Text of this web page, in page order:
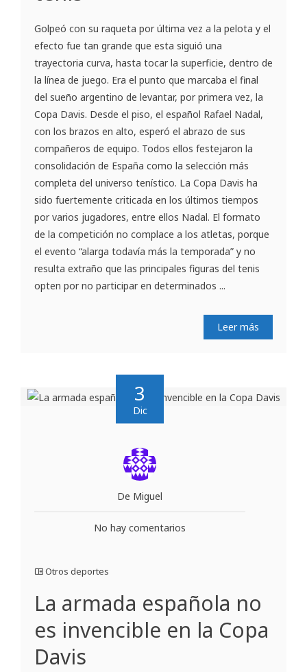
Golpeó con su raqueta por última vez a la pelota y el
efecto fue tan grande que esta siguió una
trayectoria curva, hasta tocar la superficie, dentro de
la línea de juego. Era el punto que marcaba el final
del sueño argentino de levantar, por primera vez, la
Copa Davis. Desde el piso, el español Rafael Nadal,
con los brazos en alto, esperó el abrazo de sus
compañeros de equipo. Todos ellos festejaron la
consolidación de España como la selección más
completa del universo tenístico. La Copa Davis ha
sido fuertemente criticada en los últimos tiempos
por varios jugadores, entre ellos Nadal. El formato
de la competición no complace a los atletas, porque
el evento “alarga todavía más la temporada” y no
resulta extraño que las principales figuras del tenis
opten por no participar en determinados ...
Leer más
3
Dic
De Miguel
No hay comentarios
Otros deportes
La armada española no
es invencible en la Copa
Davis